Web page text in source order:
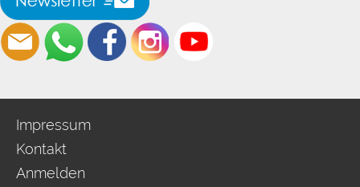
Impressum
Kontakt
Anmelden